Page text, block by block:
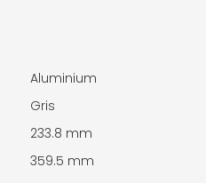
Aluminium
Gris
233.8 mm
359.5 mm